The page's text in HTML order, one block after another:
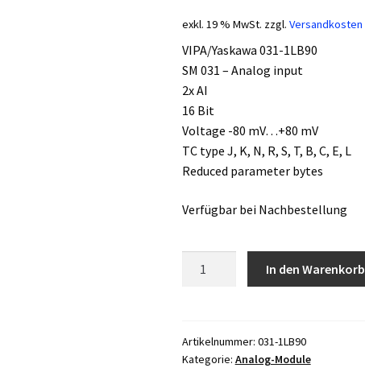
exkl. 19 % MwSt. zzgl. Versandkosten
VIPA/Yaskawa 031-1LB90
SM 031 – Analog input
2x AI
16 Bit
Voltage -80 mV…+80 mV
TC type J, K, N, R, S, T, B, C, E, L
Reduced parameter bytes
Verfügbar bei Nachbestellung
In den Warenkorb
Artikelnummer: 031-1LB90
Kategorie: Analog-Module